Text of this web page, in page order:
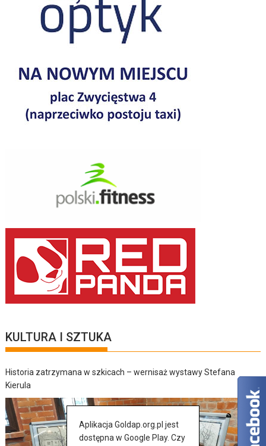
KULTURA I SZTUKA
Historia zatrzymana w szkicach – wernisaż wystawy Stefana
Kierula
Aplikacja Goldap.org.pl jest
dostępna w Google Play. Czy